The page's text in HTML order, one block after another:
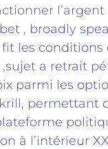
l’argent
, broadly
les
a retrait
parmi les
permettant
à l’intérieur